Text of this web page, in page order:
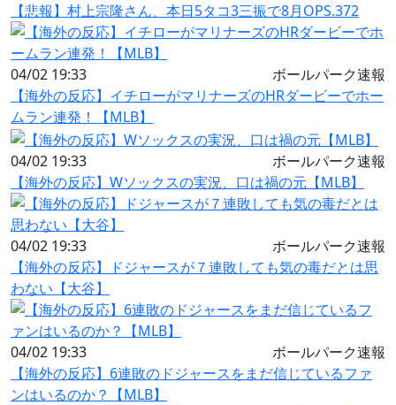
【悲報】村上宗隆さん、本日5タコ3三振で8月OPS.372
04/02 19:33
ボールパーク速報
【海外の反応】イチローがマリナーズのHRダービーでホー
ムラン連発！【MLB】
04/02 19:33
ボールパーク速報
【海外の反応】Wソックスの実況、口は禍の元【MLB】
04/02 19:33
ボールパーク速報
【海外の反応】ドジャースが７連敗しても気の毒だとは思
わない【大谷】
04/02 19:33
ボールパーク速報
【海外の反応】6連敗のドジャースをまだ信じているファ
ンはいるのか？【MLB】